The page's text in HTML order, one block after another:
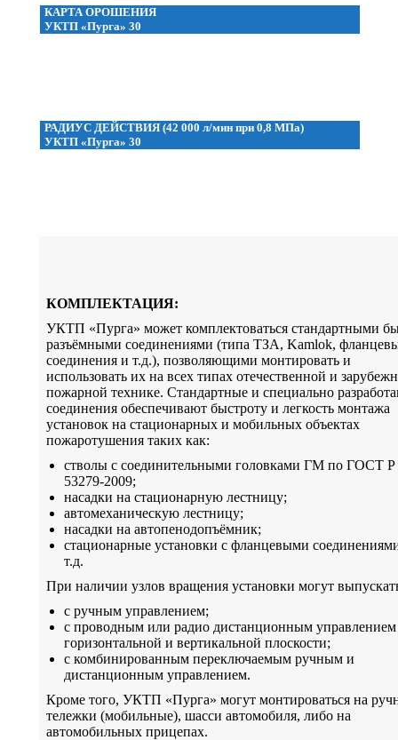
КАРТА ОРОШЕНИЯ
УКТП «Пурга» 30
РАДИУС ДЕЙСТВИЯ (42 000 л/мин при 0,8 МПа)
УКТП «Пурга» 30
КОМПЛЕКТАЦИЯ:
УКТП «Пурга» может комплектоваться стандартными
разъёмными соединениями (типа ТЗА, Kamlok,
соединения и т.д.), позволяющими монтировать и
использовать их на всех типах отечественной и
пожарной технике. Стандартные и специально
соединения обеспечивают быстроту и легкость монтажа
установок на стационарных и мобильных объектах
пожаротушения таких как:
стволы с соединительными головками ГМ по ГОСТ Р
53279-2009;
насадки на стационарную лестницу;
автомеханическую лестницу;
насадки на автопенодопъёмник;
стационарные установки с фланцевыми
т.д.
При наличии узлов вращения установки могут
с ручным управлением;
с проводным или радио дистанционным управлением
горизонтальной и вертикальной плоскости;
с комбинированным переключаемым ручным и
дистанционным управлением.
Кроме того, УКТП «Пурга» могут монтироваться на
тележки (мобильные), шасси автомобиля, либо на
автомобильных прицепах.